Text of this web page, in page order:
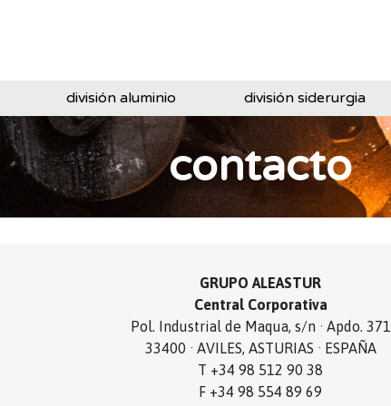
división aluminio división siderurgia
contacto
GRUPO ALEASTUR
Central Corporativa
Pol. Industrial de Maqua, s/n · Apdo. 371
33400 · AVILES, ASTURIAS · ESPAÑA
T +34 98 512 90 38
F +34 98 554 89 69